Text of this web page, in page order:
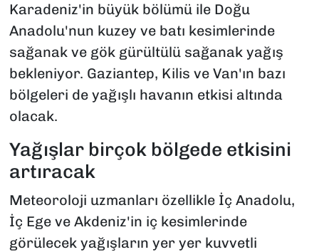
Karadeniz'in büyük bölümü ile Doğu
Anadolu'nun kuzey ve batı kesimlerinde
sağanak ve gök gürültülü sağanak yağış
bekleniyor. Gaziantep, Kilis ve Van'ın bazı
bölgeleri de yağışlı havanın etkisi altında
olacak.
Yağışlar birçok bölgede etkisini
artıracak
Meteoroloji uzmanları özellikle İç Anadolu,
İç Ege ve Akdeniz'in iç kesimlerinde
görülecek yağışların yer yer kuvvetli